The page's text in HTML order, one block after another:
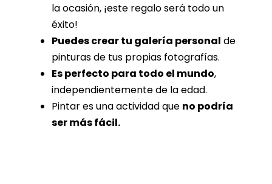
la ocasión, ¡este regalo será todo un
éxito!
Puedes crear tu galería personal de
pinturas de tus propias fotografías.
Es perfecto para todo el mundo,
independientemente de la edad.
Pintar es una actividad que no podría
ser más fácil.